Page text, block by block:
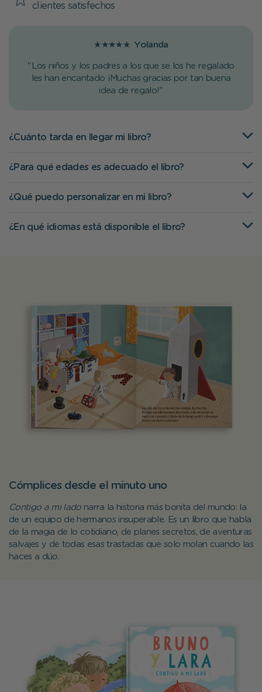
clientes satisfechos
★★★★★ Yolanda
"Los niños y los padres a los que se los he regalado
les han encantado ¡Muchas gracias por tan buena
idea de regalo!"
¿Cuánto tarda en llegar mi libro?
¿Para qué edades es adecuado el libro?
¿Qué puedo personalizar en mi libro?
¿En qué idiomas está disponible el libro?
Cómplices desde el minuto uno
Contigo a mi ladonarra la historia más bonita del mundo: la
de un equipo de hermanos insuperable. Es un libro que habla
de la magia de lo cotidiano, de planes secretos, de aventuras
salvajes y de todas esas trastadas que solo molan cuando las
haces a dúo.